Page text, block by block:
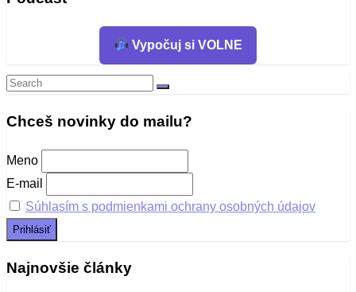
Vypočuj si VOLNE
Search
Chceš novinky do mailu?
Meno
E-mail
Súhlasím s podmienkami ochrany osobných údajov
Najnovšie články